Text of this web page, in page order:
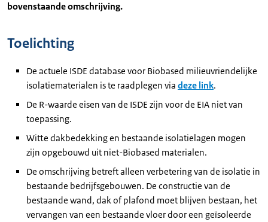
bovenstaande omschrijving.
Toelichting
De actuele ISDE database voor Biobased milieuvriendelijke
isolatiematerialen is te raadplegen via deze link.
De R-waarde eisen van de ISDE zijn voor de EIA niet van
toepassing.
Witte dakbedekking en bestaande isolatielagen mogen
zijn opgebouwd uit niet-Biobased materialen.
De omschrijving betreft alleen verbetering van de isolatie in
bestaande bedrijfsgebouwen. De constructie van de
bestaande wand, dak of plafond moet blijven bestaan, het
vervangen van een bestaande vloer door een geïsoleerde